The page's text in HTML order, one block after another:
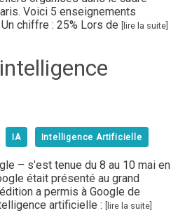
Voici 5 enseignements
chiffre : 25% Lors de
[lire la suite]
IA Intelligence Artificielle
– s’est tenue du 8 au 10 mai en
était présenté au grand
a permis à Google de
artificielle :
[lire la suite]